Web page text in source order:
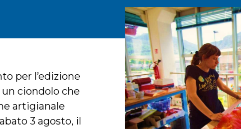
per l’edizione
ciondolo che
artigianale
3 agosto, il